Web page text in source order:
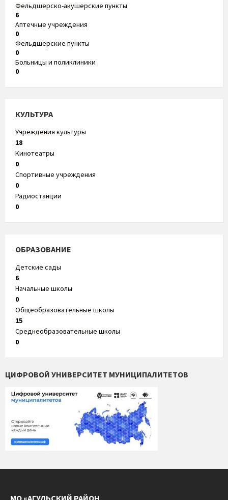
Фельдшерско-акушерские пункты
6
Аптечные учреждения
0
Фельдшерские пункты
0
Больницы и поликлиники
0
КУЛЬТУРА
Учреждения культуры
18
Кинотеатры
0
Спортивные учреждения
0
Радиостанции
0
ОБРАЗОВАНИЕ
Детские сады
6
Начальные школы
0
Общеобразовательные школы
15
Среднеобразовательные школы
0
ЦИФРОВОЙ УНИВЕРСИТЕТ МУНИЦИПАЛИТЕТОВ
МО «АГУЛЬСКИЙ РАЙОН